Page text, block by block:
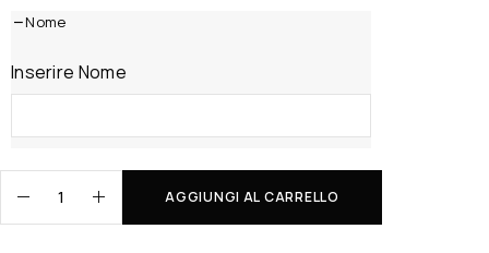
Nome
Inserire Nome
AGGIUNGI AL CARRELLO